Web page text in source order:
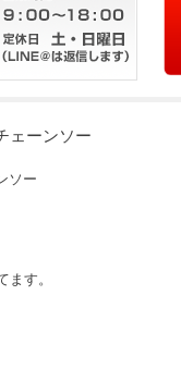
ェーンソー
ソー
す。